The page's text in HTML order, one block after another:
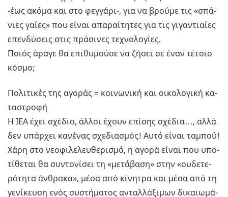
-έως ακόμα και στο φεγ­γά­ρι-, για να βρού­με τις «σπά­
νιες γαίες» που είναι απα­ραί­τη­τες για τις γι­γα­ντιαί­ες
επεν­δύ­σεις στις πρά­σι­νες τε­χνο­λο­γί­ες.
Ποιός άραγε θα επι­θυ­μού­σε να ζήσει σε έναν τέ­τοιο
κόσμο;
Πο­λι­τι­κές της αγο­ράς = κοι­νω­νι­κή και οι­κο­λο­γι­κή κα­
τα­στρο­φή
Η IEA έχει σχέ­διο, άλλοι έχουν επί­σης σχέ­δια…, αλλά
δεν υπάρ­χει κα­νέ­νας σχε­δια­σμός! Αυτό είναι τα­μπού!
Χάρη στο νε­ο­φι­λε­λευ­θε­ρι­σμό, η αγορά είναι που υπο­
τί­θε­ται θα συ­ντο­νί­σει τη «με­τά­βα­ση» στην «ου­δε­τε­
ρό­τη­τα άν­θρα­κα», μέσα από κί­νη­τρα και μέσα από τη
γε­νί­κευ­ση ενός συ­στή­μα­τος ανταλ­λά­ξι­μων δι­καιω­μά­